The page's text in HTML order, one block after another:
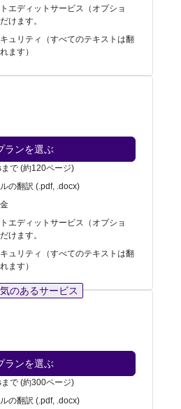
エディットサービス（オプショ
けます。
ュリティ（すべてのテキストは翻
ます）
ランを選ぶ
で (約120ページ)
の翻訳 (.pdf, .docx)
エディットサービス（オプショ
けます。
ュリティ（すべてのテキストは翻
ます）
のあるサービス
ランを選ぶ
で (約300ページ)
の翻訳 (.pdf, .docx)